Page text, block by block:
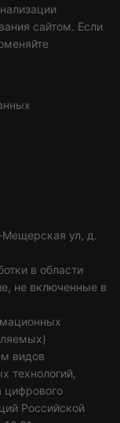
сайтом. Если
Мещерская ул, д.
в области
не включенные в
видов
технологий,
Российской